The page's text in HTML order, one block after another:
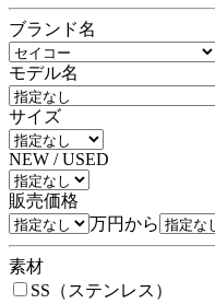
ブランド名
モデル名
サイズ
NEW / USED
販売価格
万円から
素材
SS（ステンレス）